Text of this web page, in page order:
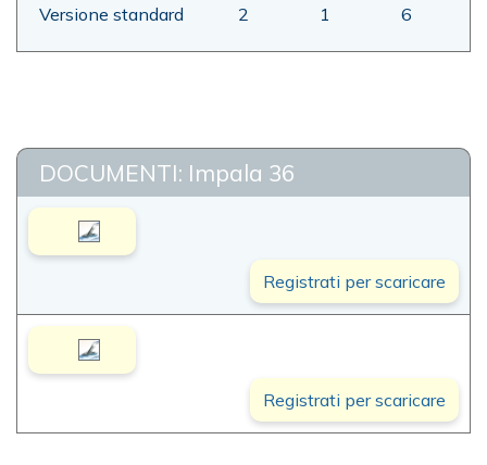
Versione standard 2 1 6
DOCUMENTI: Impala 36
Registrati per scaricare
Registrati per scaricare